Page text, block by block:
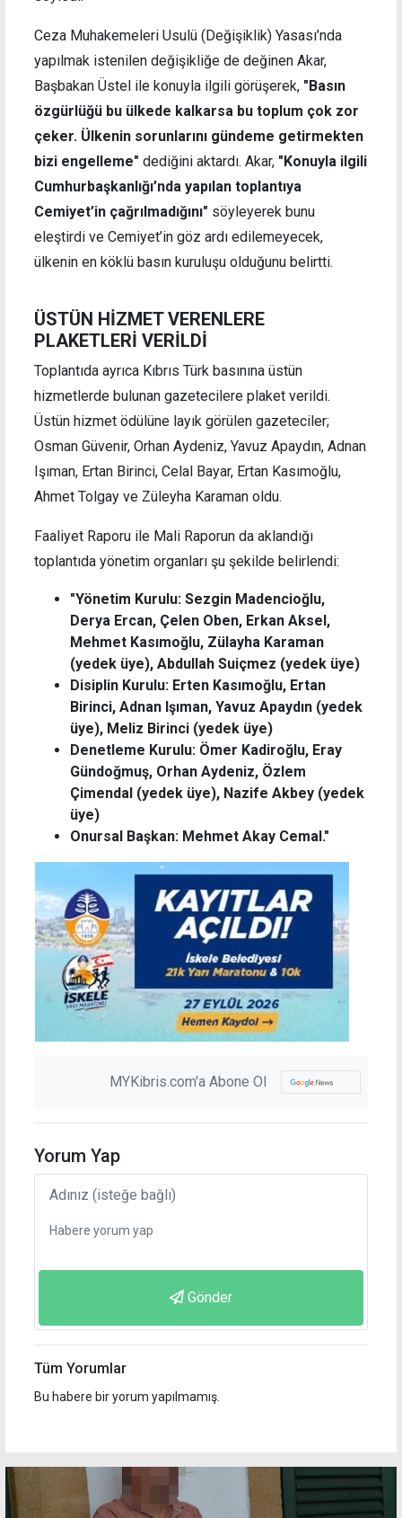
Ceza Muhakemeleri Usulü (Değişiklik) Yasası’nda
yapılmak istenilen değişikliğe de değinen Akar,
Başbakan Üstel ile konuyla ilgili görüşerek, "Basın
özgürlüğü bu ülkede kalkarsa bu toplum çok zor
çeker. Ülkenin sorunlarını gündeme getirmekten
bizi engelleme" dediğini aktardı. Akar, "Konuyla ilgili
Cumhurbaşkanlığı’nda yapılan toplantıya
Cemiyet’in çağrılmadığını" söyleyerek bunu
eleştirdi ve Cemiyet’in göz ardı edilemeyecek,
ülkenin en köklü basın kuruluşu olduğunu belirtti.
ÜSTÜN HİZMET VERENLERE
PLAKETLERİ VERİLDİ
Toplantıda ayrıca Kıbrıs Türk basınına üstün
hizmetlerde bulunan gazetecilere plaket verildi.
Üstün hizmet ödülüne layık görülen gazeteciler;
Osman Güvenir, Orhan Aydeniz, Yavuz Apaydın, Adnan
Işıman, Ertan Birinci, Celal Bayar, Ertan Kasımoğlu,
Ahmet Tolgay ve Züleyha Karaman oldu.
Faaliyet Raporu ile Mali Raporun da aklandığı
toplantıda yönetim organları şu şekilde belirlendi:
"Yönetim Kurulu: Sezgin Madencioğlu,
Derya Ercan, Çelen Oben, Erkan Aksel,
Mehmet Kasımoğlu, Zülayha Karaman
(yedek üye), Abdullah Suiçmez (yedek üye)
Disiplin Kurulu: Erten Kasımoğlu, Ertan
Birinci, Adnan Işıman, Yavuz Apaydın (yedek
üye), Meliz Birinci (yedek üye)
Denetleme Kurulu: Ömer Kadiroğlu, Eray
Gündoğmuş, Orhan Aydeniz, Özlem
Çimendal (yedek üye), Nazife Akbey (yedek
üye)
Onursal Başkan: Mehmet Akay Cemal."
MYKibris.com'a Abone Ol
Yorum Yap
Gönder
Tüm Yorumlar
Bu habere bir yorum yapılmamış.